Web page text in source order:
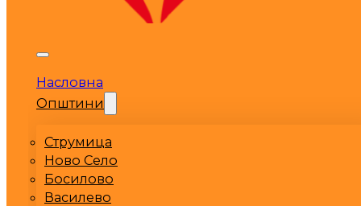
Насловна
Општини
Струмица
Ново Село
Босилово
Василево